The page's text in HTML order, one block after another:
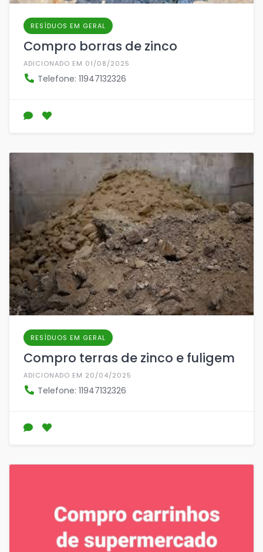
RESÍDUOS EM GERAL
Compro borras de zinco
ADICIONADO EM 01/08/2025
Telefone: 11947132326
RESÍDUOS EM GERAL
Compro terras de zinco e fuligem
ADICIONADO EM 20/04/2025
Telefone: 11947132326